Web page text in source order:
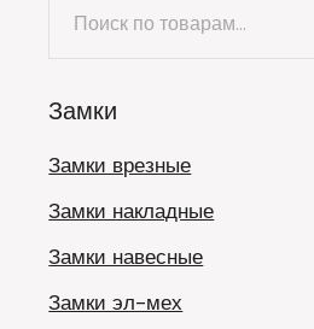
Замки
Замки врезные
Замки накладные
Замки навесные
Замки эл-мех